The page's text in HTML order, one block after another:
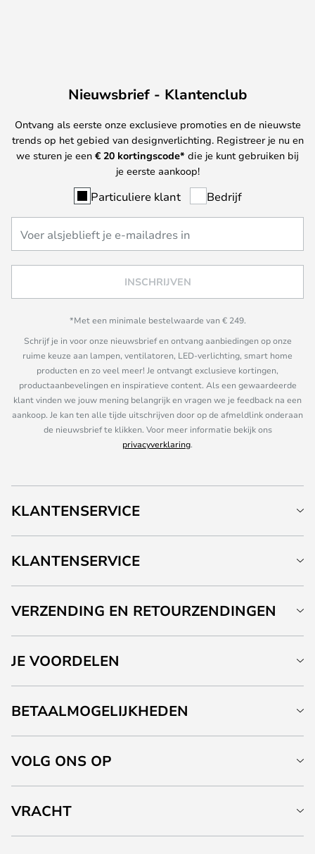
Nieuwsbrief - Klantenclub
Ontvang als eerste onze exclusieve promoties en de nieuwste
trends op het gebied van designverlichting. Registreer je nu en
we sturen je een € 20 kortingscode* die je kunt gebruiken bij
je eerste aankoop!
Particuliere klant Bedrijf
INSCHRIJVEN
*Met een minimale bestelwaarde van € 249.
Schrijf je in voor onze nieuwsbrief en ontvang aanbiedingen op onze
ruime keuze aan lampen, ventilatoren, LED-verlichting, smart home
producten en zo veel meer! Je ontvangt exclusieve kortingen,
productaanbevelingen en inspiratieve content. Als een gewaardeerde
klant vinden we jouw mening belangrijk en vragen we je feedback na een
aankoop. Je kan ten alle tijde uitschrijven door op de afmeldlink onderaan
de nieuwsbrief te klikken. Voor meer informatie bekijk ons
privacyverklaring.
KLANTENSERVICE
KLANTENSERVICE
VERZENDING EN RETOURZENDINGEN
JE VOORDELEN
BETAALMOGELIJKHEDEN
VOLG ONS OP
VRACHT